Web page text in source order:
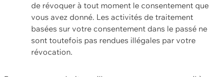
de révoquer à tout moment le consentement que
vous avez donné. Les activités de traitement
basées sur votre consentement dans le passé ne
sont toutefois pas rendues illégales par votre
révocation.